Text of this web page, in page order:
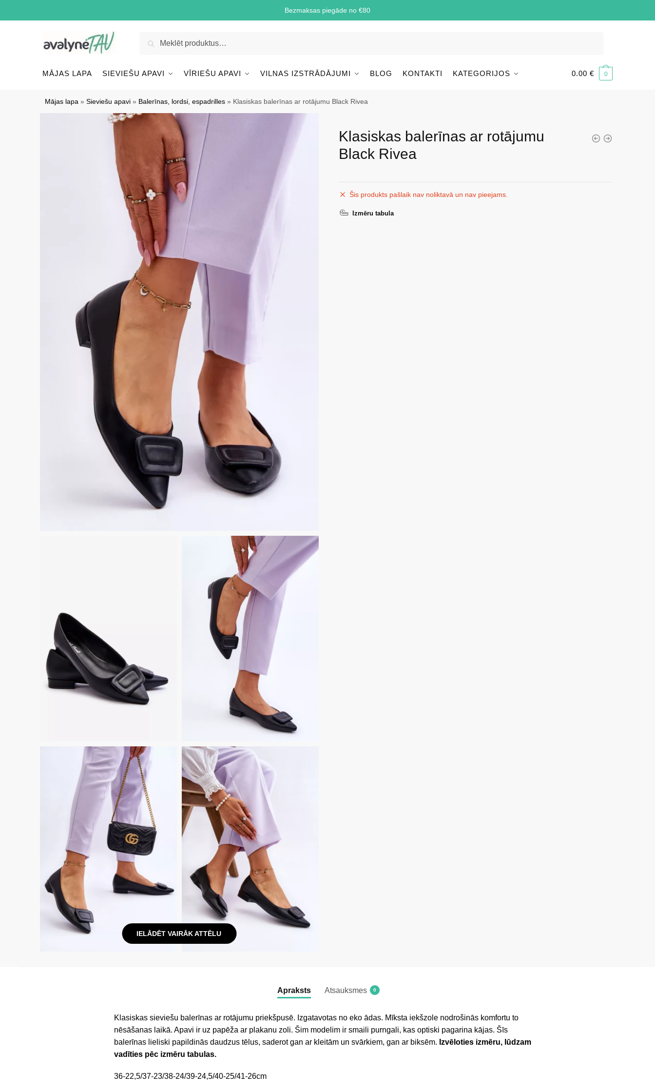
Bezmaksas piegāde no €80
Meklēt
MĀJAS LAPA SIEVIEŠU APAVI VĪRIEŠU APAVI VILNAS IZSTRĀDĀJUMI BLOG KONTAKTI KATEGORIJOS 0.00 € 0
Mājas lapa »Sieviešu apavi » Balerīnas, lordsi, espadrilles » Klasiskas balerīnas ar rotājumu Black Rivea
IELĀDĒT VAIRĀK ATTĒLU
Klasiskas balerīnas ar rotājumu
Black Rivea
Šis produkts pašlaik nav noliktavā un nav pieejams.
Izmēru tabula
Apraksts Atsauksmes 0
Klasiskas sieviešu balerīnas ar rotājumu priekšpusē. Izgatavotas no eko ādas. Mīksta iekšzole nodrošinās komfortu to
nēsāšanas laikā. Apavi ir uz papēža ar plakanu zoli. Šim modelim ir smaili purngali, kas optiski pagarina kājas. Šīs
balerīnas lieliski papildinās daudzus tēlus, saderot gan ar kleitām un svārkiem, gan ar biksēm. Izvēloties izmēru, lūdzam
vadīties pēc izmēru tabulas.
36-22,5/37-23/38-24/39-24,5/40-25/41-26cm